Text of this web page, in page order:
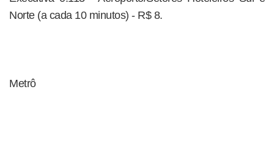
Norte (a cada 10 minutos) - R$ 8.
Metrô